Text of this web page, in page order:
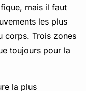
mais il faut
les plus
corps. Trois zones
toujours pour la
la plus